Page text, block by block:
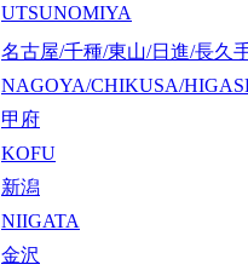
UTSUNOMIYA
名古屋/千種/東山/日進/長久
NAGOYA/CHIKUSA/
甲府
KOFU
新潟
NIIGATA
金沢